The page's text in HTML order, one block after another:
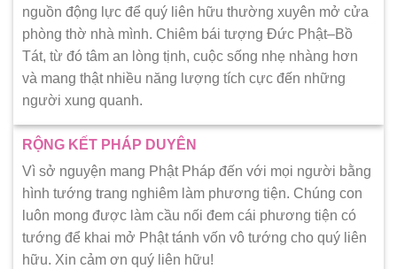
nguồn động lực để quý liên hữu thường xuyên mở cửa
phòng thờ nhà mình. Chiêm bái tượng Đức Phật–Bồ
Tát, từ đó tâm an lòng tịnh, cuộc sống nhẹ nhàng hơn
và mang thật nhiều năng lượng tích cực đến những
người xung quanh.
RỘNG KẾT PHÁP DUYÊN
Vì sở nguyện mang Phật Pháp đến với mọi người bằng
hình tướng trang nghiêm làm phương tiện. Chúng con
luôn mong được làm cầu nối đem cái phương tiện có
tướng để khai mở Phật tánh vốn vô tướng cho quý liên
hữu. Xin cảm ơn quý liên hữu!